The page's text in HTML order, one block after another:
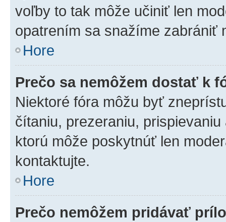
voľby to tak môže učiniť len
opatrením sa snažíme zabrániť
Hore
Prečo sa nemôžem dostať k
Niektoré fóra môžu byť
čítaniu, prezeraniu,
ktorú môže poskytnúť len
kontaktujte.
Hore
Prečo nemôžem pridávať